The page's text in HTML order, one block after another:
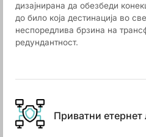
дизајнирана да обезбеди
до било која дестинација во
неспоредлива брзина на
редундантност.
Приватни етернет